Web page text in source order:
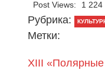
Post Views: 1 224
Рубрика:
Метки:
XIII «Полярные